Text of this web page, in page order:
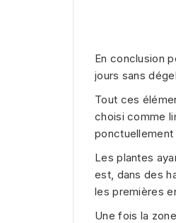
En conclusion
jours sans
Tout ces
choisi comme
Les plantes
est, dans des
les premières
Une fois la